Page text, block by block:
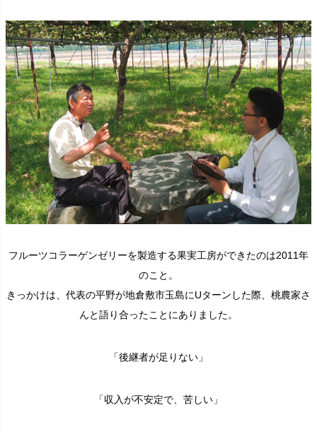
フルーツコラーゲンゼリーを製造する果実工房ができたのは2011年
のこと。
きっかけは、代表の平野が地倉敷市玉島にUターンした際、桃農家さ
んと語り合ったことにありました。
「後継者が足りない」
「収入が不安定で、苦しい」